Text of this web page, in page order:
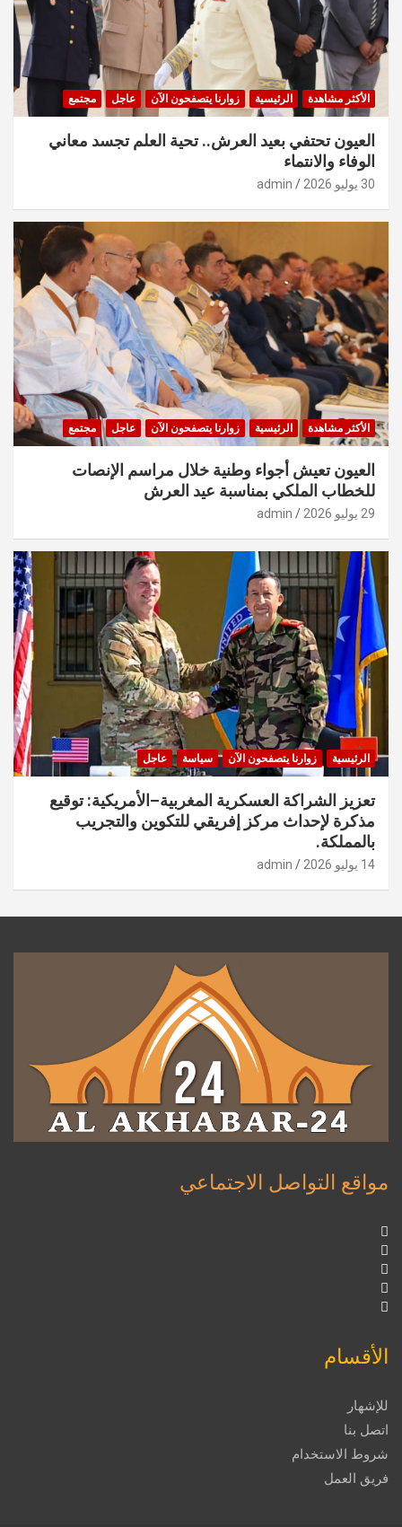
الأكثر مشاهدة الرئيسية زوارنا يتصفحون الآن عاجل مجتمع
العيون تحتفي بعيد العرش.. تحية العلم تجسد معاني
الوفاء والانتماء
30 يوليو 2026 admin
الأكثر مشاهدة الرئيسية زوارنا يتصفحون الآن عاجل مجتمع
العيون تعيش أجواء وطنية خلال مراسم الإنصات
للخطاب الملكي بمناسبة عيد العرش
29 يوليو 2026 admin
الرئيسية زوارنا يتصفحون الآن سياسة عاجل
تعزيز الشراكة العسكرية المغربية–الأمريكية: توقيع
مذكرة لإحداث مركز إفريقي للتكوين والتجريب
بالمملكة.
14 يوليو 2026 admin
مواقع التواصل الاجتماعي
الأقسام
للإشهار
اتصل بنا
شروط الاستخدام
فريق العمل